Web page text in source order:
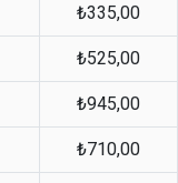
₺335,00
₺525,00
₺945,00
₺710,00